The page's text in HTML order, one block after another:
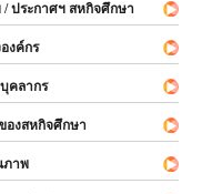
ระกาศฯ สหกิจศึกษา
งค์กร
คลากร
งสหกิจศึกษา
าพ